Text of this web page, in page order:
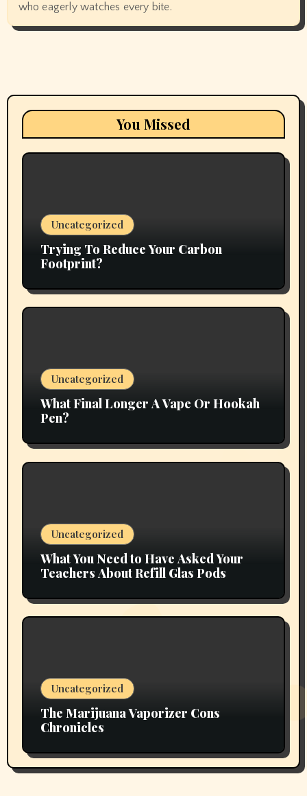
who eagerly watches every bite.
You Missed
Uncategorized
Trying To Reduce Your Carbon
Footprint?
Uncategorized
What Final Longer A Vape Or Hookah
Pen?
Uncategorized
What You Need to Have Asked Your
Teachers About Refill Glas Pods
Uncategorized
The Marijuana Vaporizer Cons
Chronicles